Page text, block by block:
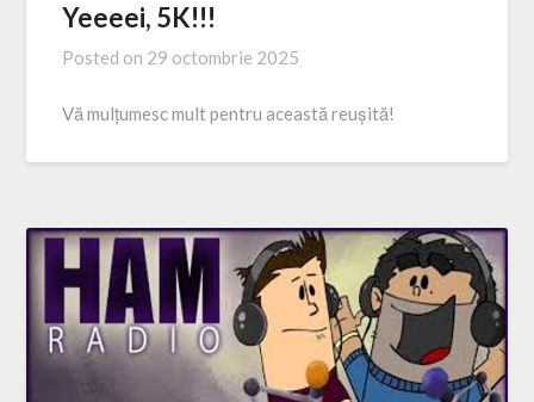
Yeeeei, 5K!!!
Posted on 29 octombrie 2025
Vă mulțumesc mult pentru această reușită!